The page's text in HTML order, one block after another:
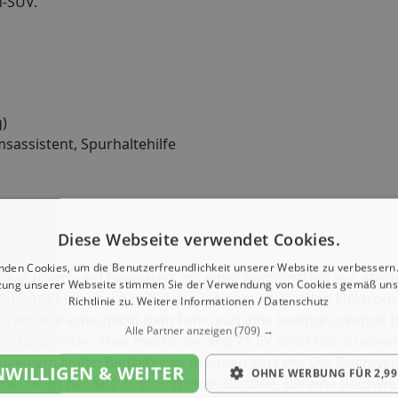
Spurhaltehilfe
etabliert und begeistert mit einer Kombination aus
wird der ZS EV von einem kraftvollen
ermöglicht dem Fahrzeug eine beeindruckende
sprinten. Dies macht den MG ZS EV nicht nur zu einem
agilen Begleiter im urbanen Verkehr. Die
der MG ZS EV mit einer Batterie, die eine
Diese Webseite verwendet Cookies.
Cookies, um die Benutzerfreundlichkeit unserer Website zu
unserer Webseite stimmen Sie der Verwendung von Cookies gemäß
Richtlinie zu. Weitere Informationen / Datenschutz
Alle Partner anzeigen(709) →
& WEITER OHNE WERBUNG FÜR